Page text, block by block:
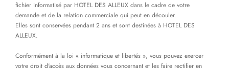
fichier informatisé par HOTEL DES ALLEUX dans le cadre de votre
demande et de la relation commerciale qui peut en découler.
Elles sont conservées pendant 2 ans et sont destinées à HOTEL DES
ALLEUX.
Conformément à la loi « informatique et libertés », vous pouvez exercer
votre droit d'accès aux données vous concernant et les faire rectifier en